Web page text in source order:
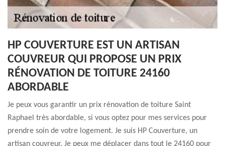
HP COUVERTURE EST UN ARTISAN
COUVREUR QUI PROPOSE UN PRIX
RÉNOVATION DE TOITURE 24160
ABORDABLE
Je peux vous garantir un prix rénovation de toiture Saint
Raphael très abordable, si vous optez pour mes services pour
prendre soin de votre logement. Je suis HP Couverture, un
artisan couvreur. Je peux me déplacer dans tout le 24160 pour